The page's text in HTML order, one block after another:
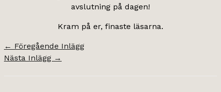
avslutning på dagen!
Kram på er, finaste läsarna.
← Föregående Inlägg
Nästa Inlägg →